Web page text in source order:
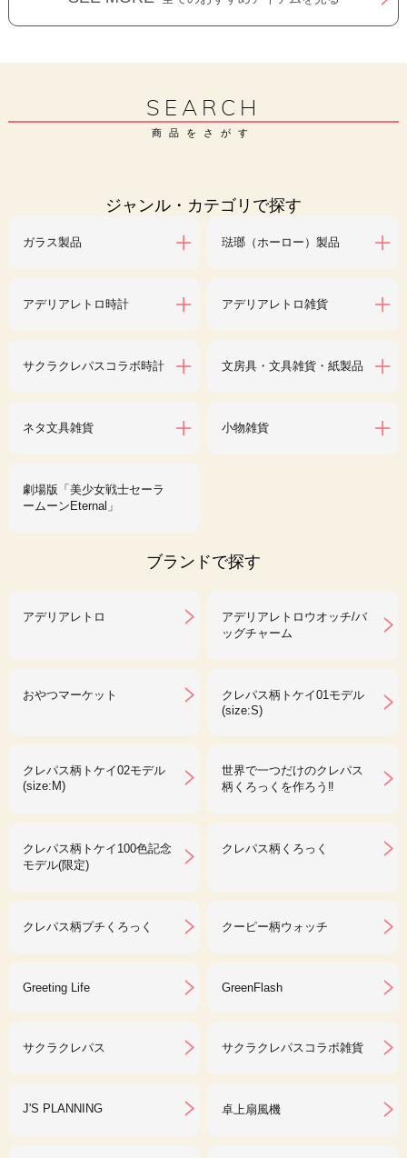
SEARCH
商品をさがす
ジャンル・カテゴリで探す
ガラス製品 琺瑯（ホーロー）製品
アデリアレトロ時計 アデリアレトロ雑貨
サクラクレパスコラボ時計 文房具・文具雑貨・紙製品
ネタ文具雑貨 小物雑貨
劇場版「美少女戦士セーラ
ームーンEternal」
ブランドで探す
アデリアレトロ
アデリアレトロウオッチ/バ
ッグチャーム
おやつマーケット
クレパス柄トケイ01モデル
(size:S)
クレパス柄トケイ02モデル
(size:M)
世界で一つだけのクレパス
柄くろっくを作ろう‼︎
クレパス柄トケイ100色記念
モデル(限定)
クレパス柄くろっく
クレパス柄プチくろっく クーピー柄ウォッチ
Greeting Life GreenFlash
サクラクレパス サクラクレパスコラボ雑貨
J'S PLANNING 卓上扇風機